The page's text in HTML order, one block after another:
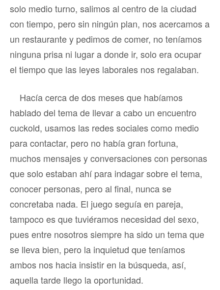
solo medio turno, salimos al centro de la ciudad
con tiempo, pero sin ningún plan, nos acercamos a
un restaurante y pedimos de comer, no teníamos
ninguna prisa ni lugar a donde ir, solo era ocupar
el tiempo que las leyes laborales nos regalaban.
Hacía cerca de dos meses que habíamos
hablado del tema de llevar a cabo un encuentro
cuckold, usamos las redes sociales como medio
para contactar, pero no había gran fortuna,
muchos mensajes y conversaciones con personas
que solo estaban ahí para indagar sobre el tema,
conocer personas, pero al final, nunca se
concretaba nada. El juego seguía en pareja,
tampoco es que tuviéramos necesidad del sexo,
pues entre nosotros siempre ha sido un tema que
se lleva bien, pero la inquietud que teníamos
ambos nos hacia insistir en la búsqueda, así,
aquella tarde llego la oportunidad.